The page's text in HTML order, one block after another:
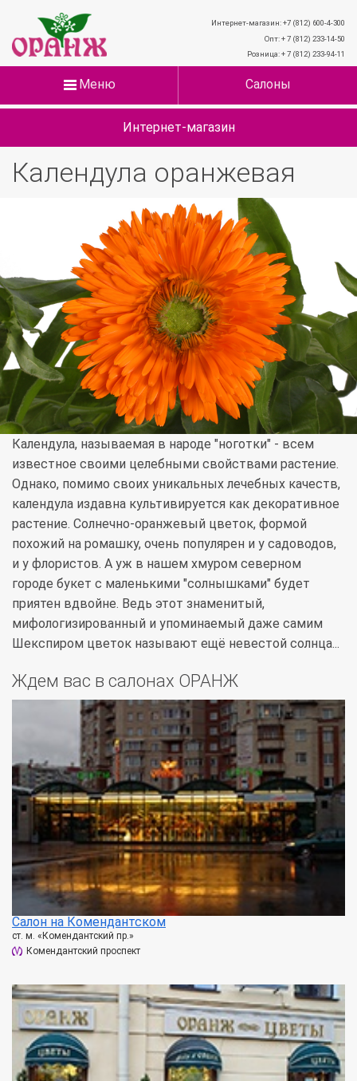
Интернет-магазин: +7 (812) 600-4-300
Опт: + 7 (812) 233-14-50
Розница: + 7 (812) 233-94-11
Меню Салоны
Интернет-магазин
Календула оранжевая
Календула, называемая в народе "ноготки" - всем
известное своими целебными свойствами растение.
Однако, помимо своих уникальных лечебных качеств,
календула издавна культивируется как декоративное
растение. Солнечно-оранжевый цветок, формой
похожий на ромашку, очень популярен и у садоводов,
и у флористов. А уж в нашем хмуром северном
городе букет с маленькими "солнышками" будет
приятен вдвойне. Ведь этот знаменитый,
мифологизированный и упоминаемый даже самим
Шекспиром цветок называют ещё невестой солнца...
Ждем вас в салонах ОРАНЖ
Салон на Комендантском
ст. м. «Комендантский пр.»
Комендантский проспект